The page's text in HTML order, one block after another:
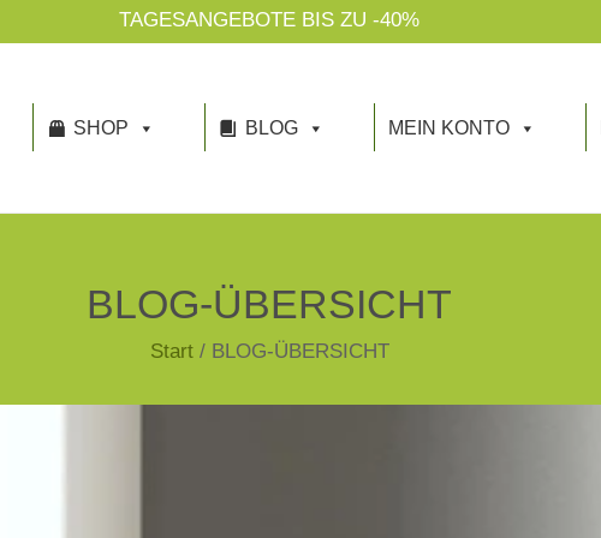
TAGESANGEBOTE BIS ZU -40%
SHOP BLOG MEIN KONTO
BLOG-ÜBERSICHT
Start / BLOG-ÜBERSICHT